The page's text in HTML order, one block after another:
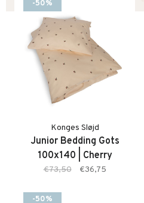
-50%
Konges Sløjd
Junior Bedding Gots
100x140 | Cherry
€73,50 €36,75
-50%